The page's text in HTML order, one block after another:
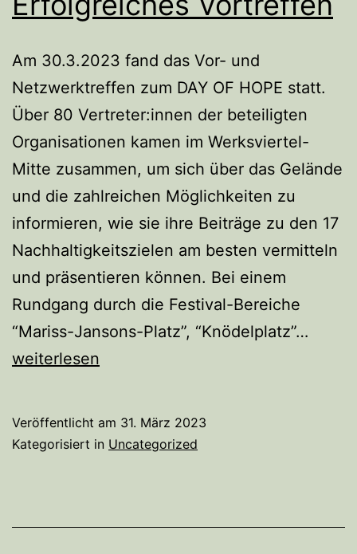
Am 30.3.2023 fand das Vor- und
Netzwerktreffen zum DAY OF HOPE statt.
Über 80 Vertreter:innen der beteiligten
Organisationen kamen im Werksviertel-
Mitte zusammen, um sich über das Gelände
und die zahlreichen Möglichkeiten zu
informieren, wie sie ihre Beiträge zu den 17
Nachhaltigkeitszielen am besten vermitteln
und präsentieren können. Bei einem
Rundgang durch die Festival-Bereiche
“Mariss-Jansons-Platz”, “Knödelplatz”…
weiterlesen
Veröffentlicht am 31. März 2023
Kategorisiert in Uncategorized